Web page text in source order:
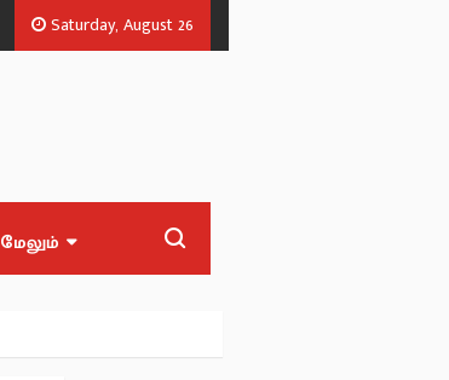
அரசியல் பழிவாங்கும் நோக்கோடு பிஆர் சுந்தர் கைது? -
Saturday, August 26
மேலும்